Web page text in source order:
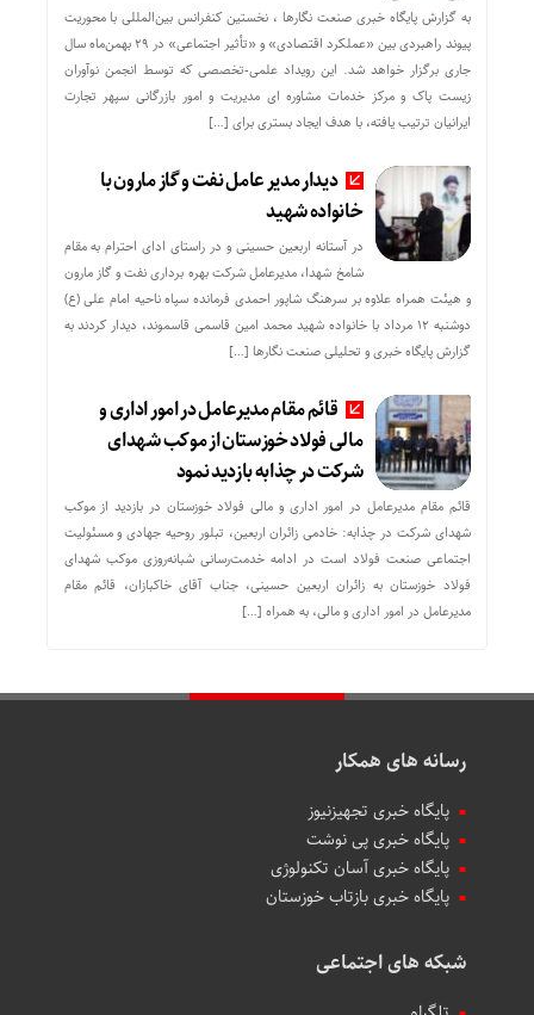
به گزارش پایگاه خبری صنعت نگارها ، نخستین کنفرانس بین‌المللی با محوریت
پیوند راهبردی بین «عملکرد اقتصادی» و «تأثیر اجتماعی» در ۲۹ بهمن‌ماه سال
جاری برگزار خواهد شد. این رویداد علمی-تخصصی که توسط انجمن نوآوران
زیست پاک و مرکز خدمات مشاوره ای مدیریت و امور بازرگانی سپهر تجارت
ایرانیان ترتیب یافته، با هدف ایجاد بستری برای […]
دیدار مدیر عامل نفت و گاز مارون با
خانواده شهید
در آستانه اربعین حسینی و در راستای ادای احترام به مقام
شامخ شهدا، مدیرعامل شرکت بهره برداری نفت و گاز مارون
و هیئت همراه علاوه بر سرهنگ شاپور احمدی فرمانده سپاه ناحیه امام علی (ع)
دوشنبه ۱۲ مرداد با خانواده شهید محمد امین قاسمی قاسموند، دیدار کردند به
گزارش پایگاه خبری و تحلیلی صنعت نگارها […]
قائم مقام مدیرعامل در امور اداری و
مالی فولاد خوزستان از موکب شهدای
شرکت در چذابه بازدید نمود
قائم مقام مدیرعامل در امور اداری و مالی فولاد خوزستان در بازدید از موکب
شهدای شرکت در چذابه: خادمی زائران اربعین، تبلور روحیه جهادی و مسئولیت
اجتماعی صنعت فولاد است در ادامه خدمت‌رسانی شبانه‌روزی موکب شهدای
فولاد خوزستان به زائران اربعین حسینی، جناب آقای خاکبازان، قائم مقام
مدیرعامل در امور اداری و مالی، به همراه […]
رسانه های همکار
پایگاه خبری تجهیزنیوز
پایگاه خبری پی نوشت
پایگاه خبری آسان تکنولوژی
پایگاه خبری بازتاب خوزستان
شبکه های اجتماعی